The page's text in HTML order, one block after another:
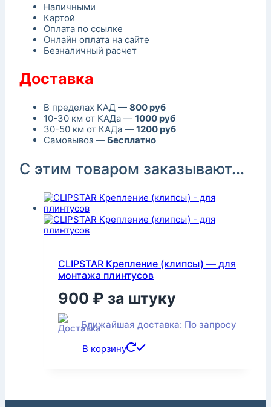
Наличными
Картой
Оплата по ссылке
Онлайн оплата на сайте
Безналичный расчет
Доставка
В пределах КАД — 800 руб
10-30 км от КАДа — 1000 руб
30-50 км от КАДа — 1200 руб
Самовывоз — Бесплатно
С этим товаром заказывают...
CLIPSTAR Крепление (клипсы) — для
монтажа плинтусов
900 ₽ за штуку
Ближайшая доставка: По запросу
В корзину